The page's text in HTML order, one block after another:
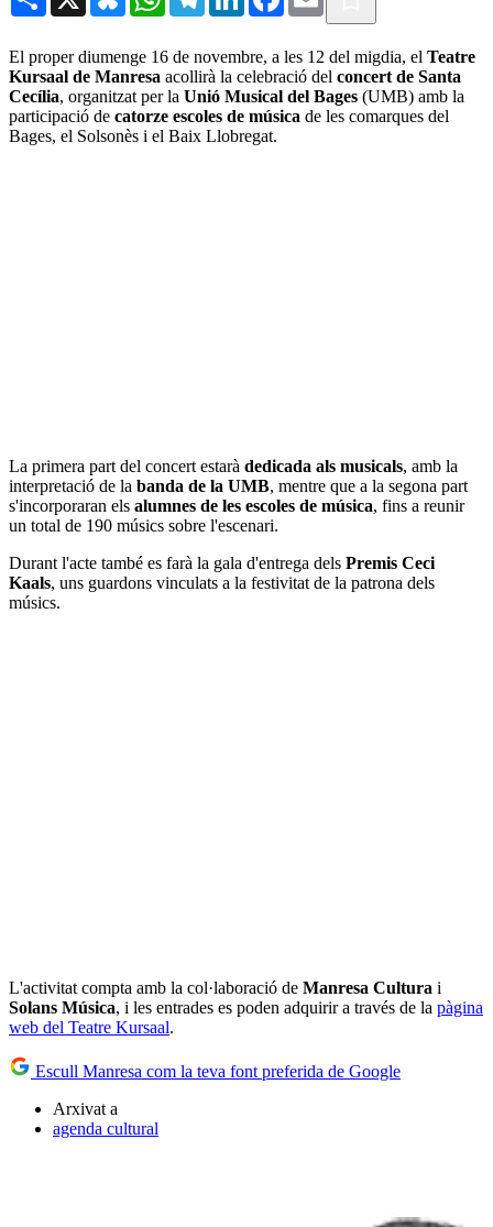
El proper diumenge 16 de novembre, a les 12 del migdia, el Teatre
Kursaal de Manresa acollirà la celebració del concert de Santa
Cecília, organitzat per la Unió Musical del Bages (UMB) amb la
participació de catorze escoles de música de les comarques del
Bages, el Solsonès i el Baix Llobregat.
La primera part del concert estarà dedicada als musicals, amb la
interpretació de la banda de la UMB, mentre que a la segona part
s'incorporaran els alumnes de les escoles de música, fins a reunir
un total de 190 músics sobre l'escenari.
Durant l'acte també es farà la gala d'entrega dels Premis Ceci
Kaals, uns guardons vinculats a la festivitat de la patrona dels
músics.
L'activitat compta amb la col·laboració de Manresa Cultura i
Solans Música, i les entrades es poden adquirir a través de la pàgina
web del Teatre Kursaal.
Escull Manresa com la teva font preferida de Google
Arxivat a
agenda cultural